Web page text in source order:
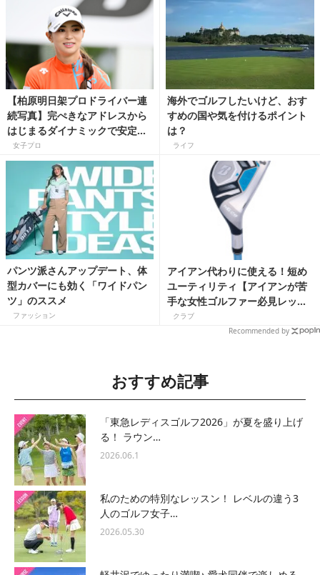
【柏原明日架プロドライバー連
続写真】完ぺきなアドレスから
はじまるダイナミックで安定感
抜群なスイング
女子プロ
海外でゴルフしたいけど、おす
すめの国や気を付けるポイント
は？
ライフ
パンツ派さんアップデート、体
型カバーにも効く「ワイドパン
ツ」のススメ
ファッション
アイアン代わりに使える！短め
ユーティリティ【アイアンが苦
手な女性ゴルファー必見レッス
ン】
クラブ
Recommended by
おすすめ記事
「東急レディスゴルフ2026」が夏を盛り上げ
る！ ラウン…
2026.06.1
私のための特別なレッスン！ レベルの違う3
人のゴルフ女子…
2026.05.30